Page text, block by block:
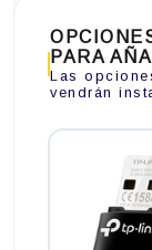
PARA
Las
vendrán